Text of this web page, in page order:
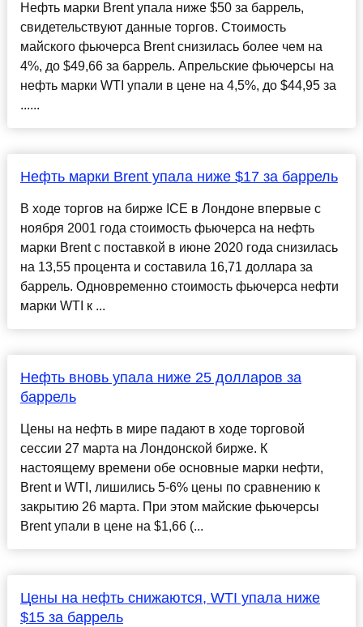
Нефть марки Brent упала ниже $50 за баррель,
свидетельствуют данные торгов. Стоимость
майского фьючерса Brent снизилась более чем на
4%, до $49,66 за баррель. Апрельские фьючерсы на
нефть марки WTI упали в цене на 4,5%, до $44,95 за
......
Нефть марки Brent упала ниже $17 за баррель
В ходе торгов на бирже ICE в Лондоне впервые с
ноября 2001 года стоимость фьючерса на нефть
марки Brent с поставкой в июне 2020 года снизилась
на 13,55 процента и составила 16,71 доллара за
баррель. Одновременно стоимость фьючерса нефти
марки WTI к ...
Нефть вновь упала ниже 25 долларов за
баррель
Цены на нефть в мире падают в ходе торговой
сессии 27 марта на Лондонской бирже. К
настоящему времени обе основные марки нефти,
Brent и WTI, лишились 5-6% цены по сравнению к
закрытию 26 марта. При этом майские фьючерсы
Brent упали в цене на $1,66 (...
Цены на нефть снижаются, WTI упала ниже
$15 за баррель